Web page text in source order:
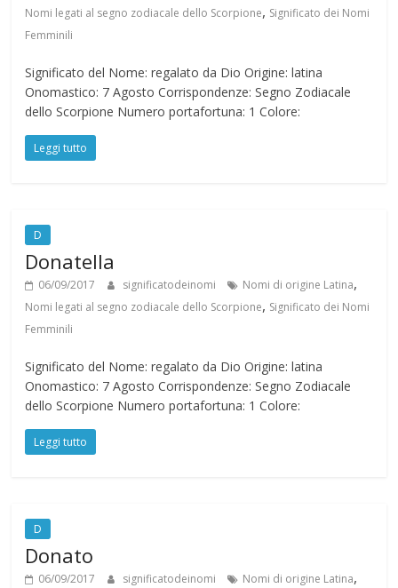
Nomi legati al segno zodiacale dello Scorpione, Significato dei Nomi
Femminili
Significato del Nome: regalato da Dio Origine: latina
Onomastico: 7 Agosto Corrispondenze: Segno Zodiacale
dello Scorpione Numero portafortuna: 1 Colore:
Leggi tutto
D
Donatella
06/09/2017 significatodeinomi Nomi di origine Latina,
Nomi legati al segno zodiacale dello Scorpione, Significato dei Nomi
Femminili
Significato del Nome: regalato da Dio Origine: latina
Onomastico: 7 Agosto Corrispondenze: Segno Zodiacale
dello Scorpione Numero portafortuna: 1 Colore:
Leggi tutto
D
Donato
06/09/2017 significatodeinomi Nomi di origine Latina,